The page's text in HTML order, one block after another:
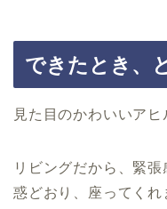
できたとき、
見た目のかわいいアヒ
リビングだから、緊
惑どおり、座ってくれ